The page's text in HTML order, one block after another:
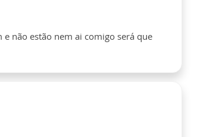
não estão nem ai comigo será que